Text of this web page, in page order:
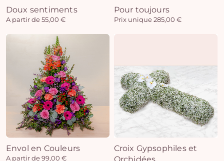
Doux sentiments
A partir de 55,00 €
Pour toujours
Prix unique 285,00 €
Envol en Couleurs
A partir de 99,00 €
Croix Gypsophiles et
Orchidées